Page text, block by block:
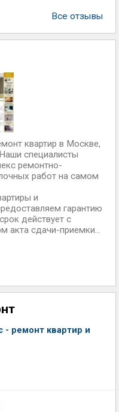
Все отзывы
квартир в Москве,
специалисты
ремонтно-
работ на самом
и
гарантию
действует с
акта сдачи-приемки...
- ремонт квартир и